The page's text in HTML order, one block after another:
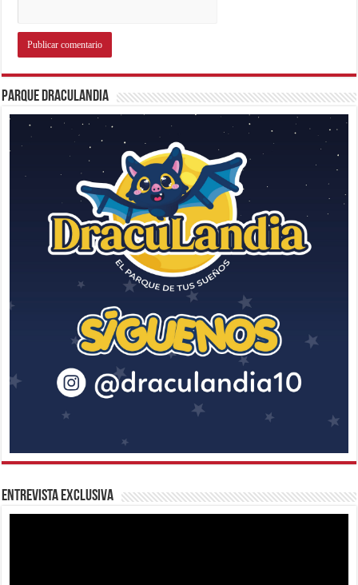
Parque Draculandia
Entrevista Exclusiva